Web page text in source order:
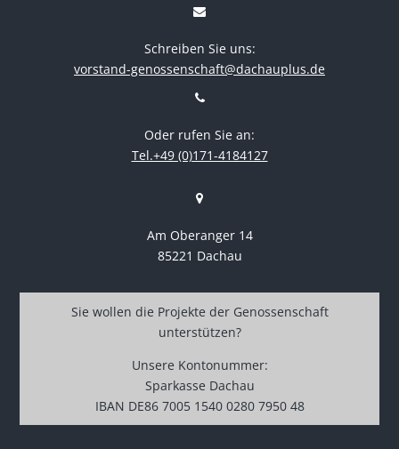
Schreiben Sie uns:
vorstand-genossenschaft@dachauplus.de
Oder rufen Sie an:
Tel.+49 (0)171-4184127
Am Oberanger 14
85221 Dachau
Sie wollen die Projekte der Genossenschaft
unterstützen?
Unsere Kontonummer:
Sparkasse Dachau
IBAN DE86 7005 1540 0280 7950 48